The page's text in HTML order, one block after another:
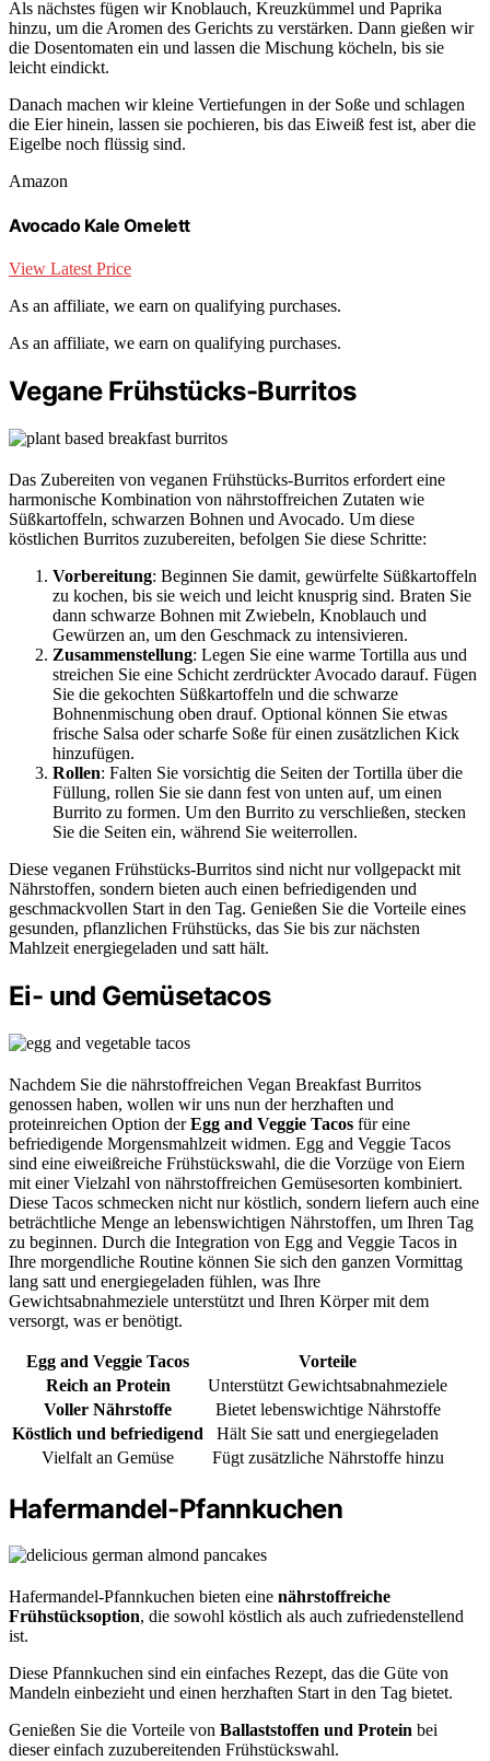
Als nächstes fügen wir Knoblauch, Kreuzkümmel und Paprika
hinzu, um die Aromen des Gerichts zu verstärken. Dann gießen wir
die Dosentomaten ein und lassen die Mischung köcheln, bis sie
leicht eindickt.
Danach machen wir kleine Vertiefungen in der Soße und schlagen
die Eier hinein, lassen sie pochieren, bis das Eiweiß fest ist, aber die
Eigelbe noch flüssig sind.
Amazon
Avocado Kale Omelett
View Latest Price
As an affiliate, we earn on qualifying purchases.
As an affiliate, we earn on qualifying purchases.
Vegane Frühstücks-Burritos
Das Zubereiten von veganen Frühstücks-Burritos erfordert eine
harmonische Kombination von nährstoffreichen Zutaten wie
Süßkartoffeln, schwarzen Bohnen und Avocado. Um diese
köstlichen Burritos zuzubereiten, befolgen Sie diese Schritte:
Vorbereitung: Beginnen Sie damit, gewürfelte Süßkartoffeln
zu kochen, bis sie weich und leicht knusprig sind. Braten Sie
dann schwarze Bohnen mit Zwiebeln, Knoblauch und
Gewürzen an, um den Geschmack zu intensivieren.
Zusammenstellung: Legen Sie eine warme Tortilla aus und
streichen Sie eine Schicht zerdrückter Avocado darauf. Fügen
Sie die gekochten Süßkartoffeln und die schwarze
Bohnenmischung oben drauf. Optional können Sie etwas
frische Salsa oder scharfe Soße für einen zusätzlichen Kick
hinzufügen.
Rollen: Falten Sie vorsichtig die Seiten der Tortilla über die
Füllung, rollen Sie sie dann fest von unten auf, um einen
Burrito zu formen. Um den Burrito zu verschließen, stecken
Sie die Seiten ein, während Sie weiterrollen.
Diese veganen Frühstücks-Burritos sind nicht nur vollgepackt mit
Nährstoffen, sondern bieten auch einen befriedigenden und
geschmackvollen Start in den Tag. Genießen Sie die Vorteile eines
gesunden, pflanzlichen Frühstücks, das Sie bis zur nächsten
Mahlzeit energiegeladen und satt hält.
Ei- und Gemüsetacos
Nachdem Sie die nährstoffreichen Vegan Breakfast Burritos
genossen haben, wollen wir uns nun der herzhaften und
proteinreichen Option derEgg and Veggie Tacos für eine
befriedigende Morgensmahlzeit widmen. Egg and Veggie Tacos
sind eine eiweißreiche Frühstückswahl, die die Vorzüge von Eiern
mit einer Vielzahl von nährstoffreichen Gemüsesorten kombiniert.
Diese Tacos schmecken nicht nur köstlich, sondern liefern auch eine
beträchtliche Menge an lebenswichtigen Nährstoffen, um Ihren Tag
zu beginnen. Durch die Integration von Egg and Veggie Tacos in
Ihre morgendliche Routine können Sie sich den ganzen Vormittag
lang satt und energiegeladen fühlen, was Ihre
Gewichtsabnahmeziele unterstützt und Ihren Körper mit dem
versorgt, was er benötigt.
Egg and Veggie Tacos
Vorteile
Reich an Protein
Unterstützt Gewichtsabnahmeziele
Voller Nährstoffe
Bietet lebenswichtige Nährstoffe
Köstlich und befriedigend
Hält Sie satt und energiegeladen
Vielfalt an Gemüse
Fügt zusätzliche Nährstoffe hinzu
Hafermandel-Pfannkuchen
Hafermandel-Pfannkuchen bieten eine nährstoffreiche
Frühstücksoption, die sowohl köstlich als auch zufriedenstellend
ist.
Diese Pfannkuchen sind ein einfaches Rezept, das die Güte von
Mandeln einbezieht und einen herzhaften Start in den Tag bietet.
Genießen Sie die Vorteile von Ballaststoffen und Protein bei
dieser einfach zuzubereitenden Frühstückswahl.